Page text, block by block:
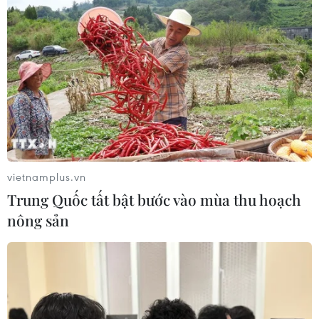
ASEAN Cup 2026: Tuyển Việt Nam
thẳng tiến vào bán kết với thành tích
nhất bảng
07/08/2026 15:58
Đình Bắc rực sáng với cú
đúp, tuyển Việt Nam vào bán kết
ASEAN Cup với ngôi đầu bảng
07/08/2026 15:49
Lần đầu tiên tổ chức Festival Võ
thuật quốc tế tại Hoàng thành Thăng
vietnamplus.vn
Trung Quốc tất bật bước vào mùa thu hoạch
nông sản